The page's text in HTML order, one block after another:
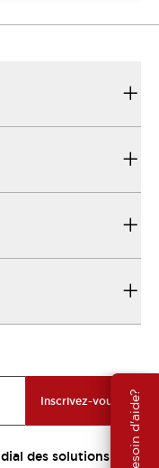
Besoin d'aide?
Inscrivez-vous
des solutions